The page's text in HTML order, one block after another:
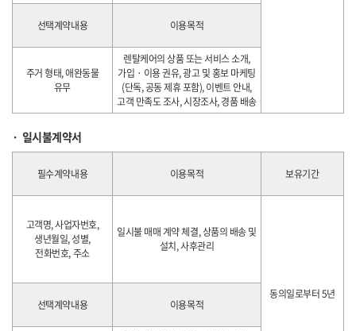
선택계약내용 이용목적
주거 형태, 애완동물
유무
렌탈케어의 상품 또는 서비스 소개,
가입 · 이용 권유, 광고 및 홍보 마케팅
(단독, 공동 제휴 포함), 이벤트 안내,
고객 만족도 조사, 시장조사, 경품 배송
일시불계약서
필수계약내용 이용목적 보유기간
고객명, 사업자번호,
생년월일, 성별,
전화번호, 주소
일시불 매매 계약 체결, 상품의 배송 및
설치, 사후관리
동의일로부터 5년
선택계약내용 이용목적